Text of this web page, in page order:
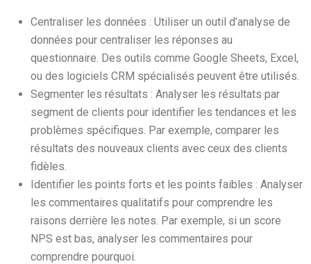
Centraliser les données : Utiliser un outil d’analyse de
données pour centraliser les réponses au
questionnaire. Des outils comme Google Sheets, Excel,
ou des logiciels CRM spécialisés peuvent être utilisés.
Segmenter les résultats : Analyser les résultats par
segment de clients pour identifier les tendances et les
problèmes spécifiques. Par exemple, comparer les
résultats des nouveaux clients avec ceux des clients
fidèles.
Identifier les points forts et les points faibles : Analyser
les commentaires qualitatifs pour comprendre les
raisons derrière les notes. Par exemple, si un score
NPS est bas, analyser les commentaires pour
comprendre pourquoi.